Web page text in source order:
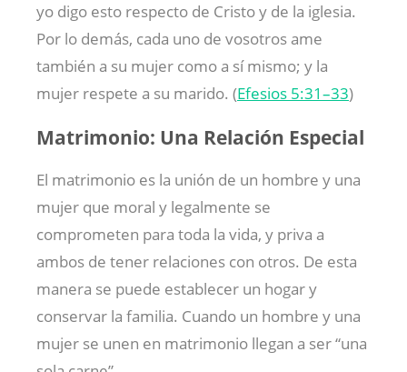
yo digo esto respecto de Cristo y de la iglesia.
Por lo demás, cada uno de vosotros ame
también a su mujer como a sí mismo; y la
mujer respete a su marido. (Efesios 5:31–33)
Matrimonio: Una Relación Especial
El matrimonio es la unión de un hombre y una
mujer que moral y legalmente se
comprometen para toda la vida, y priva a
ambos de tener relaciones con otros. De esta
manera se puede establecer un hogar y
conservar la familia. Cuando un hombre y una
mujer se unen en matrimonio llegan a ser “una